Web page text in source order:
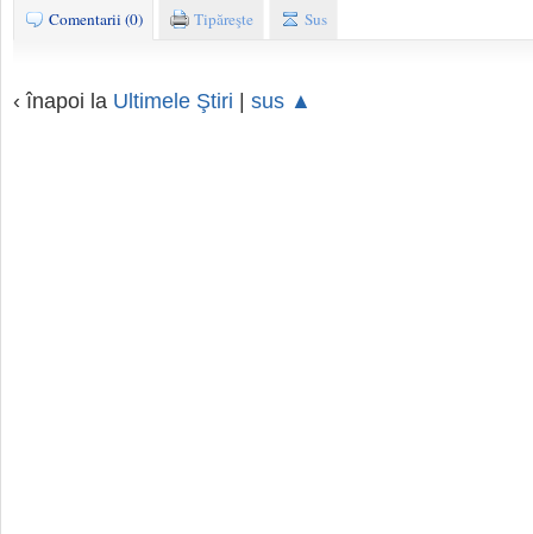
Comentarii (0) Tipăreşte Sus
‹ înapoi la Ultimele Ştiri sus ▲